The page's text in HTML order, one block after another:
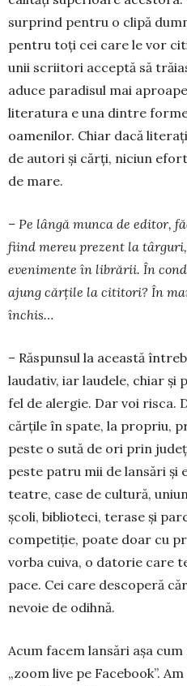
surprind pentru o clipă
pentru toți cei care le vor
unii scrii­tori acceptă să
aduce para­di­sul mai
literatura e una dintre
oame­ni­lor. Chiar dacă
de autori și cărți, niciun
de mare.
– Pe lângă munca de editor,
fiind mereu pre­zent la
evenimente în li­bră­rii. În
ajung căr­țile la cititori? În
închis…
– Răspunsul la această
laudativ, iar laudele, chiar și
fel de alergie. Dar voi risca.
cărțile în spate, la propriu,
peste o sută de ori prin
peste patru mii de lan­sări și
teatre, case de cul­tură,
școli, biblioteci, terase și
competiție, poate doar cu
vorba cuiva, o datorie care
pace. Cei care descoperă
nevoie de odihnă.
Acum facem lansări așa
„zoom live pe Facebook”.